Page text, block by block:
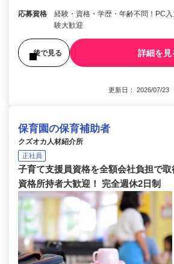
応募資格
経験・資格・学歴・年齢不問！PC
験大歓迎
後で見る 詳細を見
更新日： 2026/07/
保育園の保育補助者
クズオカ人材紹介所
正社員
子育て支援員資格を全額会社負担で
資格所持者大歓迎！ 完全週休2日制